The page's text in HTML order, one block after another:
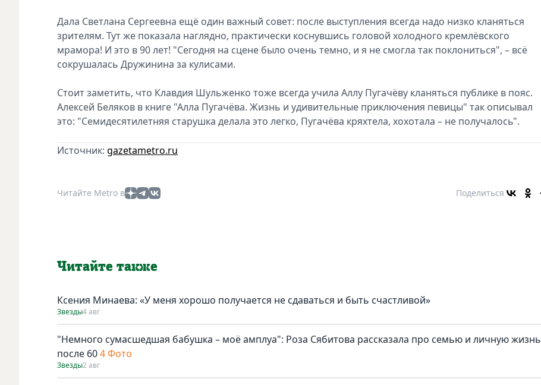
Дала Светлана Сергеевна ещё один важный совет: после выступления всегда надо низко кланяться
зрителям. Тут же показала наглядно, практически коснувшись головой холодного кремлёвского
мрамора! И это в 90 лет! "Сегодня на сцене было очень темно, и я не смогла так поклониться", – всё
сокрушалась Дружинина за кулисами.
Стоит заметить, что Клавдия Шульженко тоже всегда учила Аллу Пугачёву кланяться публике в пояс.
Алексей Беляков в книге "Алла Пугачёва. Жизнь и удивительные приключения певицы" так описывал
это: "Семидесятилетняя старушка делала это легко, Пугачёва кряхтела, хохотала – не получалось".
Источник: gazetametro.ru
Читайте Metro в Поделиться
Читайте также
Ксения Минаева: «У меня хорошо получается не сдаваться и быть счастливой»
Звезды4 авг
"Немного сумасшедшая бабушка – моё амплуа": Роза Сябитова рассказала про семью и личную жизнь
после 604 Фото
Звезды2 авг